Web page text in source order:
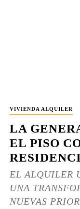
VIVIENDA ALQUILER
LA
EL PISO
EL ALQUILER
UNA
NUEVAS